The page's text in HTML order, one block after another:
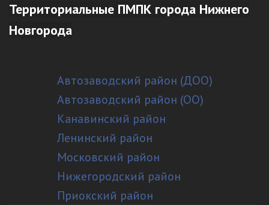
Территориальные ПМПК города Нижнего
Новгорода
Автозаводский район (ДОО)
Автозаводский район (ОО)
Канавинский район
Ленинский район
Московский район
Нижегородский район
Приокский район